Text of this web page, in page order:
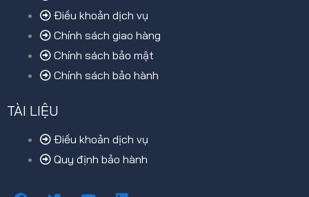
Điều khoản dịch vụ
Chính sách giao hàng
Chính sách bảo mật
Chính sách bảo hành
TÀI LIỆU
Điều khoản dịch vụ
Quy định bảo hành
F
T
Y
L